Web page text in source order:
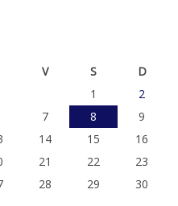
V S
D
1
2
7 8
9
14 15
16
21 22
23
28 29
30